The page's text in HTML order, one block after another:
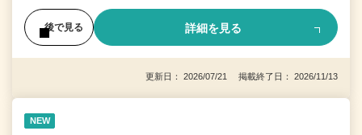
後で見る 詳細を見る
更新日： 2026/07/21 掲載終了日： 2026/11/13
NEW